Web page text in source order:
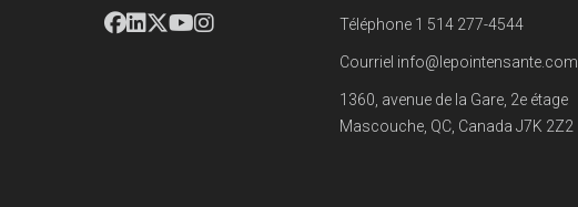
Téléphone 1 514 277-4544
Courriel info@lepointensante.com
1360, avenue de la Gare, 2e étage
Mascouche, QC, Canada J7K 2Z2